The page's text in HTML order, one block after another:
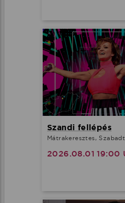
Szandi fellépés
Mátrakeresztes,
2026.08.01 19:00